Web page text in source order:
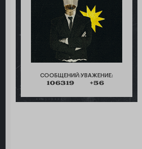
СООБЩЕНИЙ:
106319
УВАЖЕНИЕ:
+56